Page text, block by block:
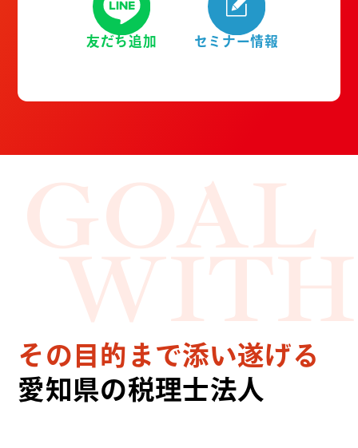
友だち追加 セミナー情報
GOAL
WITH
その目的まで添い遂げる
愛知県の税理士法人